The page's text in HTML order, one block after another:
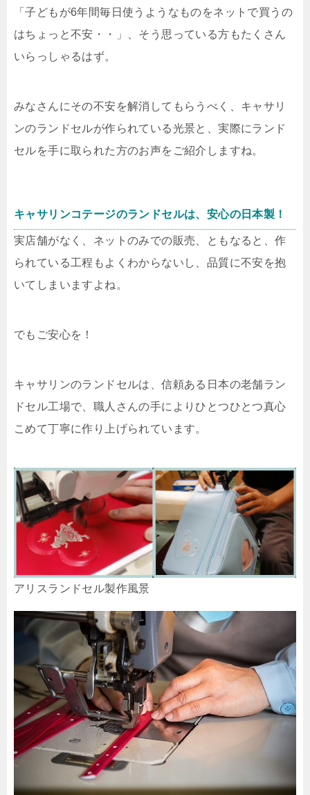
「子どもが6年間毎日使うようなものをネットで買うの
はちょっと不安・・」、そう思っている方もたくさん
いらっしゃるはず。
みなさんにその不安を解消してもらうべく、キャサリ
ンのランドセルが作られている光景と、実際にランド
セルを手に取られた方のお声をご紹介しますね。
キャサリンコテージのランドセルは、安心の日本製！
実店舗がなく、ネットのみでの販売、ともなると、作
られている工程もよくわからないし、品質に不安を抱
いてしまいますよね。
でもご安心を！
キャサリンのランドセルは、信頼ある日本の老舗ラン
ドセル工場で、職人さんの手によりひとつひとつ真心
こめて丁寧に作り上げられています。
アリスランドセル製作風景